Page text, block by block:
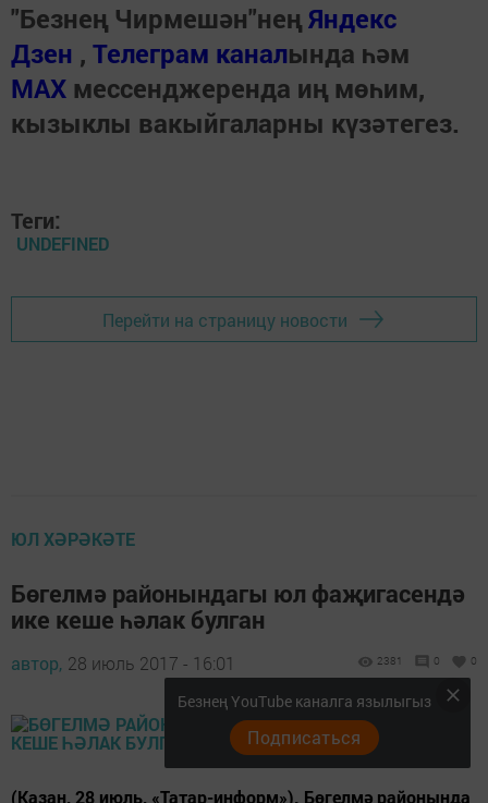
"Безнең Чирмешән"неңЯндекс
Дзен , Телеграм каналында һәм
МАХ мессенджеренда иң мөһим,
кызыклы вакыйгаларны күзәтегез.
Теги:
UNDEFINED
Перейти на страницу новости
ЮЛ ХӘРӘКӘТЕ
Бөгелмә районындагы юл фаҗигасендә
ике кеше һәлак булган
автор, 28 июль 2017 - 16:01 2381 0 0
(Казан, 28 июль, «Татар-информ»). Бөгелмә районында
Безнең YouTube каналга язылыгыз
Подписаться